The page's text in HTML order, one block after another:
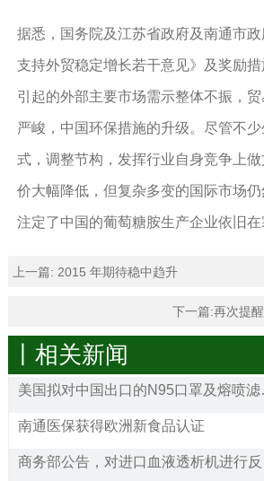
据悉，国务院及江苏省政府及南通市
支持外贸稳定增长若干意见》及奖励
引起的外部主要市场需示整体不振，
严峻，中国环保措施的升级。尽管不
式，调整节构，发挥行业自身竞争上
价大幅降低，但复杂多变的国际市场仍
注定了中国的葡萄糖胺生产企业依旧在
上一篇: 2015 年期待稳中趋升
下一篇:再次提
丨相关新闻
南通医保获得欧洲新食品认证